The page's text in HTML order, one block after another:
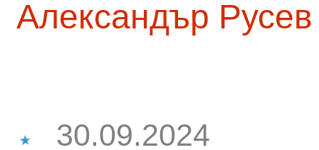
Александър Русев
30.09.2024